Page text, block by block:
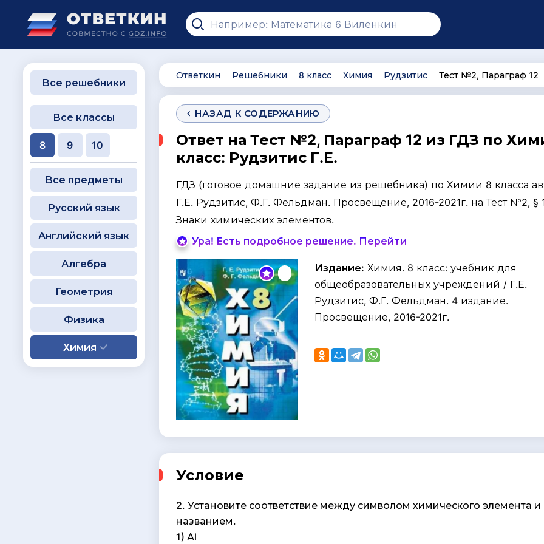
Ответкин ∙ Решебники ∙ 8 класс ∙ Химия ∙ Рудзитис ∙ Тест №2, Параграф 12
НАЗАД К СОДЕРЖАНИЮ
Ответ на Тест №2, Параграф 12 из ГДЗ по
класс: Рудзитис Г.Е.
ГДЗ (готовое домашние задание из решебника) по Химии 8 класса
Г.Е. Рудзитис, Ф.Г. Фельдман. Просвещение, 2016-2021г. на Тест №2, §
Знаки химических элементов.
Ура! Есть подробное решение. Перейти
Издание: Химия. 8 класс: учебник для
общеобразовательных учреждений / Г.Е.
Рудзитис, Ф.Г. Фельдман. 4 издание.
Просвещение, 2016-2021г.
Условие
2. Установите соответствие между символом химического элемента и
названием.
1) Аl
Все решебники
Все классы
8 9 10
Все предметы
Русский язык
Английский язык
Алгебра
Геометрия
Физика
Химия